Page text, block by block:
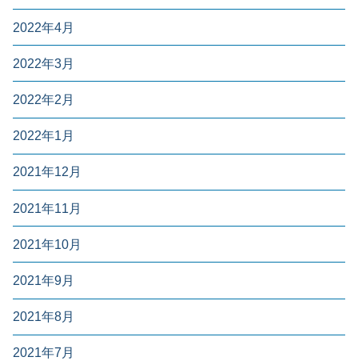
2022年4月
2022年3月
2022年2月
2022年1月
2021年12月
2021年11月
2021年10月
2021年9月
2021年8月
2021年7月